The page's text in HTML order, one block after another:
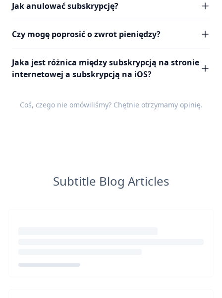
Jak anulować subskrypcję?
Czy mogę poprosić o zwrot pieniędzy?
Jaka jest różnica między subskrypcją na stronie
internetowej a subskrypcją na iOS?
Coś, czego nie omówiliśmy? Chętnie otrzymamy opinię.
Subtitle Blog Articles